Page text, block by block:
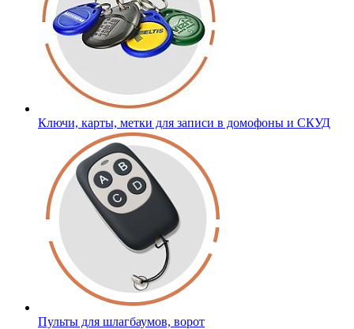
Ключи, карты, метки для записи в домофоны и СКУД
Пульты для шлагбаумов, ворот